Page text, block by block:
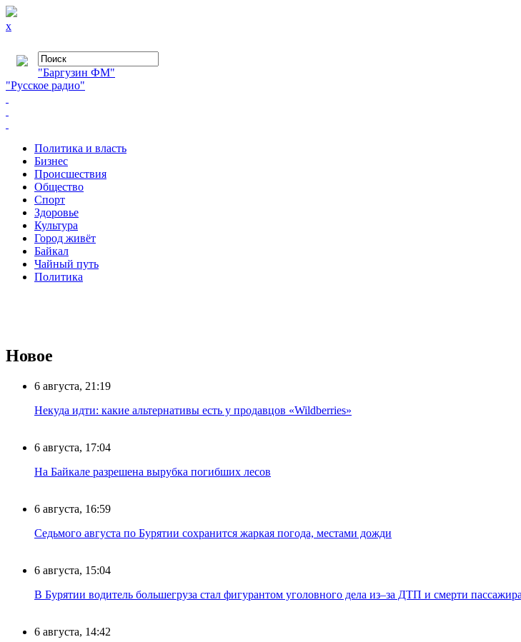
x
"Баргузин ФМ"
"Русское радио"
Политика и власть
Бизнес
Происшествия
Общество
Cпорт
Здоровье
Культура
Город живёт
Байкал
Чайный путь
Политика
Новое
6 августа, 21:19
Некуда идти: какие альтернативы есть у продавцов «Wildberries»
6 августа, 17:04
На Байкале разрешена вырубка погибших лесов
6 августа, 16:59
Седьмого августа по Бурятии сохранится жаркая погода, местами дожди
6 августа, 15:04
В Бурятии водитель большегруза стал фигурантом уголовного дела из–за ДТП и смерти пассажира
6 августа, 14:42